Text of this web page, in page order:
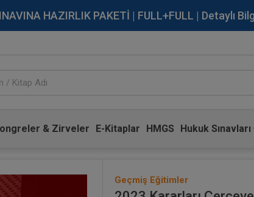
HAZIRLIK PAKETİ | FULL+FULL | Detaylı
& Zirveler E-Kitaplar HMGS Hukuk Sınavları
Geçmiş Eğitimler